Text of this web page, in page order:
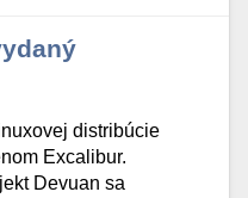
distribúcie
Excalibur.
Devuan sa